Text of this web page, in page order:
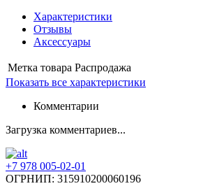
Характеристики
Отзывы
Аксессуары
Метка товара Распродажа
Показать все характеристики
Комментарии
Загрузка комментариев...
+7 978 005-02-01
ОГРНИП: 315910200060196